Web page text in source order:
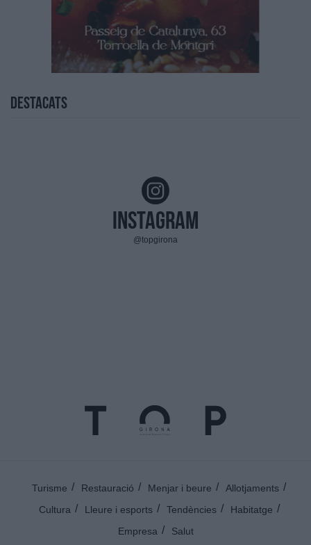
Destacats
Instagram
@topgirona
Turisme Restauració Menjar i beure
Allotjaments
Cultura
Lleure i esports Tendències
Habitatge
Empresa
Salut